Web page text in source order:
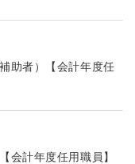
助者）【会計年度任
会計年度任用職員】